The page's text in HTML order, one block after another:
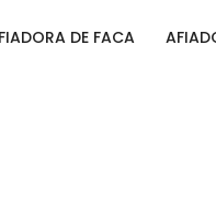
AFIADORA DE FACA